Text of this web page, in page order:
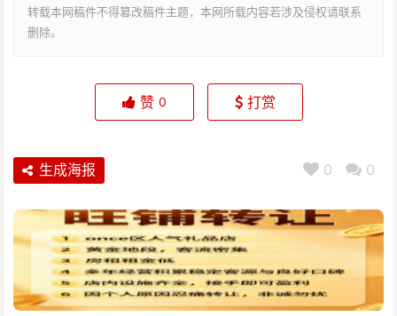
转载本网稿件不得篡改稿件主题，本网所载内容若涉及侵权请联系
删除。
赞 0 打赏
0 0
生成海报